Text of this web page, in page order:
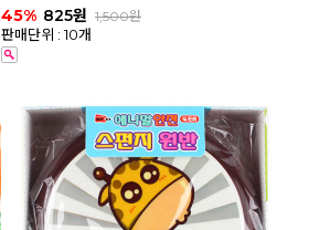
45% 825원 1,500원
판매단위 : 10개